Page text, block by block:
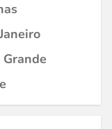
Grande